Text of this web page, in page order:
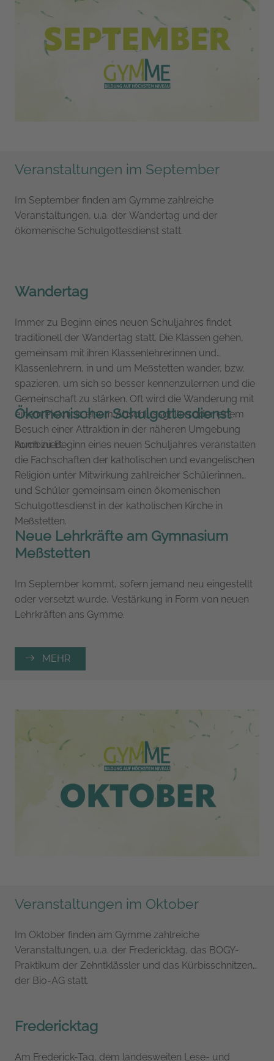
Veranstaltungen im September
Im September finden am Gymme zahlreiche
Veranstaltungen, u.a. der Wandertag und der
ökomenische Schulgottesdienst statt.
Wandertag
Immer zu Beginn eines neuen Schuljahres findet
traditionell der Wandertag statt. Die Klassen gehen,
gemeinsam mit ihren Klassenlehrerinnen und
Klassenlehrern, in und um Meßstetten wander, bzw.
spazieren, um sich so besser kennenzulernen und die
Gemeinschaft zu stärken. Oft wird die Wanderung mit
einem Picknick, einem Abschlussgrillen oder einem
Besuch einer Attraktion in der näheren Umgebung
kombiniert.
Ökomenischer Schulgottesdienst
Auch zu Beginn eines neuen Schuljahres veranstalten
die Fachschaften der katholischen und evangelischen
Religion unter Mitwirkung zahlreicher Schülerinnen
und Schüler gemeinsam einen ökomenischen
Schulgottesdienst in der katholischen Kirche in
Meßstetten.
Neue Lehrkräfte am Gymnasium
Meßstetten
Im September kommt, sofern jemand neu eingestellt
oder versetzt wurde, Vestärkung in Form von neuen
Lehrkräften ans Gymme.
MEHR
Veranstaltungen im Oktober
Im Oktober finden am Gymme zahlreiche
Veranstaltungen, u.a. der Fredericktag, das BOGY-
Praktikum der Zehntklässler und das Kürbisschnitzen
der Bio-AG statt.
Fredericktag
Am Frederick-Tag, dem landesweiten Lese- und